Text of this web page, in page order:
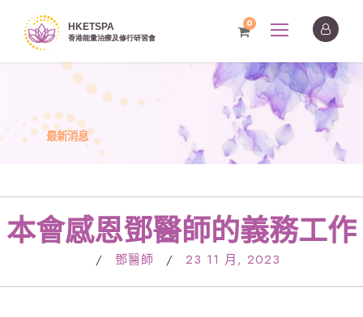
0
最新消息
本會感恩鄧醫師的義務工作
/ 鄧醫師 / 23 11 月, 2023